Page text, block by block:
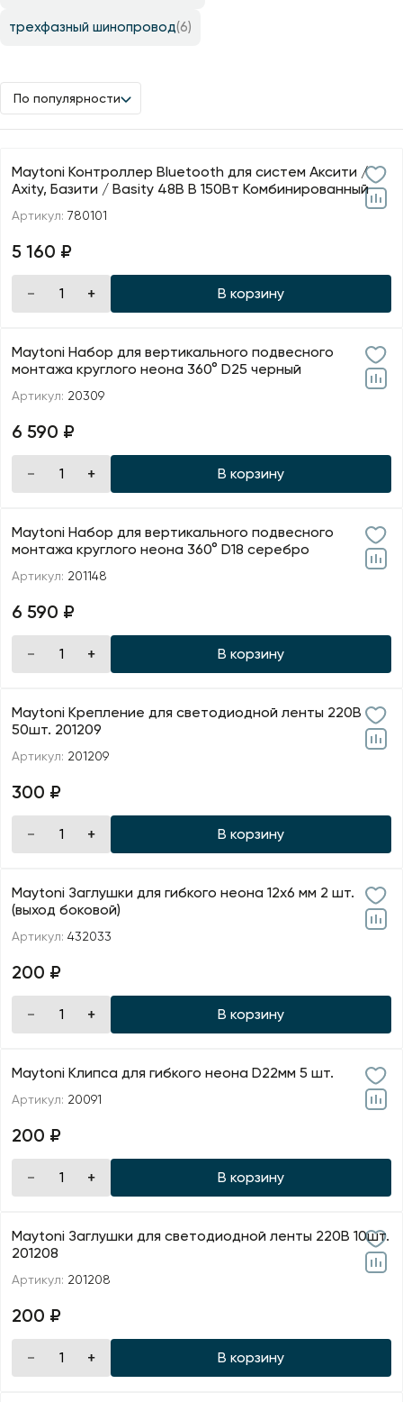
трехфазный шинопровод(6)
По популярности
Maytoni Контроллер Bluetooth для систем Аксити /
Axity, Базити / Basity 48В В 150Вт Комбинированный
Артикул: 780101
5 160 ₽
В корзину
Maytoni Набор для вертикального подвесного
монтажа круглого неона 360° D25 черный
Артикул: 20309
6 590 ₽
В корзину
Maytoni Набор для вертикального подвесного
монтажа круглого неона 360° D18 серебро
Артикул: 201148
6 590 ₽
В корзину
Maytoni Крепление для светодиодной ленты 220В
50шт. 201209
Артикул: 201209
300 ₽
В корзину
Maytoni Заглушки для гибкого неона 12х6 мм 2 шт.
(выход боковой)
Артикул: 432033
200 ₽
В корзину
Maytoni Клипса для гибкого неона D22мм 5 шт.
Артикул: 20091
200 ₽
В корзину
Maytoni Заглушки для светодиодной ленты 220В 10шт.
201208
Артикул: 201208
200 ₽
В корзину